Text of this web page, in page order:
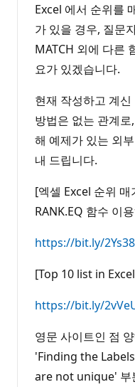
Excel 에서 순위를
가 있을 경우, 질문
MATCH 외에 다른
요가 있겠습니다.
현재 작성하고 계
방법은 없는 관계
해 예제가 있는 외
내 드립니다.
[엑셀 Excel 순위 매
RANK.EQ 함수 이
https://bit.ly/
[Top 10 list in
https://bit.ly/
영문 사이트인 점
'Finding the
are not unique' 부